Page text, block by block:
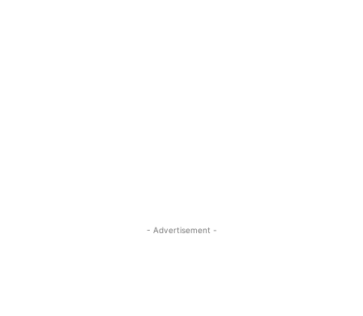
- Advertisement -